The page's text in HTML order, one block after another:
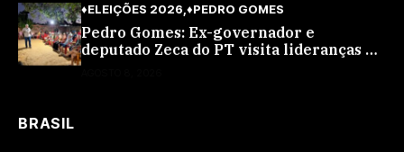
♦ELEIÇÕES 2026 ♦PEDRO GOMES
Pedro Gomes: Ex-governador e
deputado Zeca do PT visita lideranças do
BRASIL